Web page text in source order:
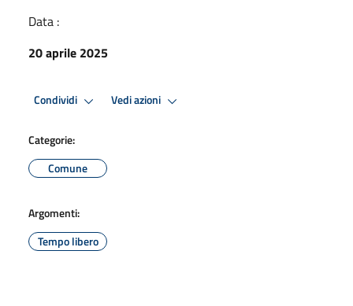
Data :
20 aprile 2025
Condividi Vedi azioni
Categorie:
Comune
Argomenti:
Tempo libero